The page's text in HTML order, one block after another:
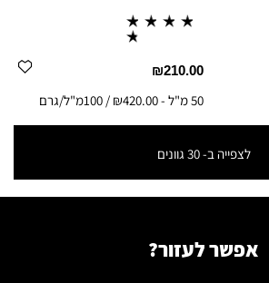
₪210.00
50 מ"ל -₪420.00 / 100מ"ל/גרם
לצפייה ב-30 גוונים
אפשר לעזור?